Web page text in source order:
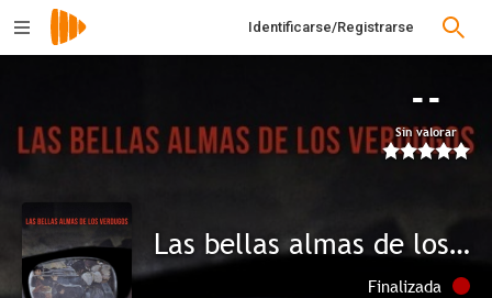
Identificarse/Registrarse
--
Sin valorar
Las bellas almas de los verdugos
Finalizada